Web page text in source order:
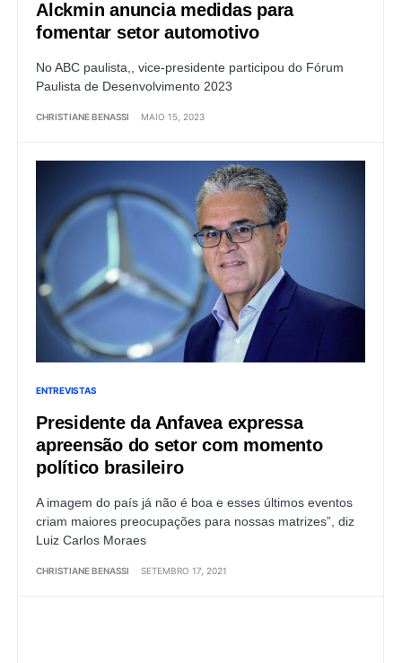
Alckmin anuncia medidas para
fomentar setor automotivo
No ABC paulista,, vice-presidente participou do Fórum
Paulista de Desenvolvimento 2023
CHRISTIANE BENASSI MAIO 15, 2023
ENTREVISTAS
Presidente da Anfavea expressa
apreensão do setor com momento
político brasileiro
A imagem do país já não é boa e esses últimos eventos
criam maiores preocupações para nossas matrizes”, diz
Luiz Carlos Moraes
CHRISTIANE BENASSI SETEMBRO 17, 2021